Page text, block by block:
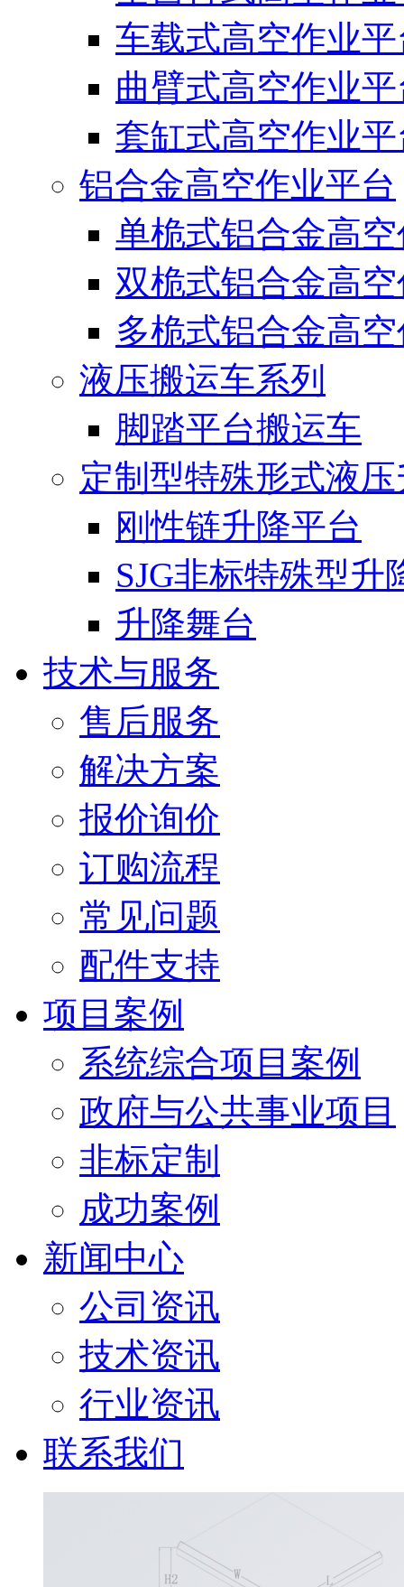
车载式高空作业
曲臂式高空作业
套缸式高空作业
铝合金高空作业平台
单桅式铝合金高
双桅式铝合金高
多桅式铝合金高
液压搬运车系列
脚踏平台搬运车
定制型特殊形式液
刚性链升降平台
SJG非标特殊型升
升降舞台
技术与服务
售后服务
解决方案
报价询价
订购流程
常见问题
配件支持
项目案例
系统综合项目案例
政府与公共事业项目
非标定制
成功案例
新闻中心
公司资讯
技术资讯
行业资讯
联系我们